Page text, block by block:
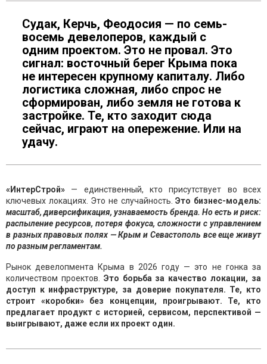
Судак, Керчь, Феодосия — по семь-
восемь девелоперов, каждый с
одним проектом. Это не провал. Это
сигнал: восточный берег Крыма пока
не интересен крупному капиталу. Либо
логистика сложная, либо спрос не
сформирован, либо земля не готова к
застройке. Те, кто заходит сюда
сейчас, играют на опережение. Или на
удачу.
«ИнтерСтрой» — единственный, кто присутствует во всех
ключевых локациях. Это не случайность.Это бизнес-модель:
масштаб, диверсификация, узнаваемость бренда. Но есть и риск:
распыление ресурсов, потеря фокуса, сложности с управлением
в разных правовых полях — Крым и Севастополь все еще живут
по разным регламентам.
Рынок девелопмента Крыма в 2026 году — это не гонка за
количеством проектов. Это борьба за качество локации, за
доступ к инфраструктуре, за доверие покупателя. Те, кто
строит «коробки» без концепции, проигрывают. Те, кто
предлагает продукт с историей, сервисом, перспективой —
выигрывают, даже если их проект один.